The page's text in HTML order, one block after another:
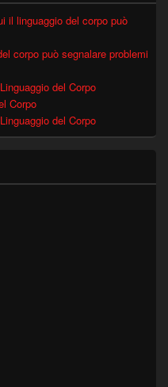
il linguaggio del corpo può
corpo può segnalare problemi
del Corpo
Corpo
del Corpo